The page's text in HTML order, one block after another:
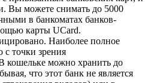
Вы можете снимать до 5000
в банкоматах банков-
карты UCard.
Наиболее полное
с точки зрения
кошельке можно хранить до
что этот банк не является